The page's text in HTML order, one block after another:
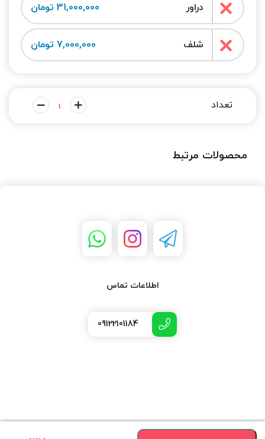
دراور 31,000,000 تومان
شلف 7,000,000 تومان
محصولات مرتبط
اطلاعات تماس
09122101184